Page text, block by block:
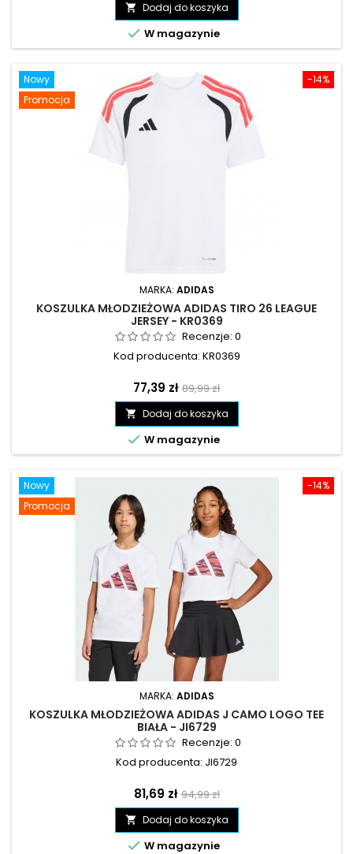
 Dodaj do koszyka
 W magazynie
-14%
Nowy
Promocja
MARKA: ADIDAS
KOSZULKA MŁODZIEŻOWA ADIDAS TIRO 26 LEAGUE
JERSEY - KR0369
Recenzje: 0
Kod producenta: KR0369
Cena
77,39 zł Cena
podstawowa
89,99 zł
 Dodaj do koszyka
 W magazynie
-14%
Nowy
Promocja
MARKA: ADIDAS
KOSZULKA MŁODZIEŻOWA ADIDAS J CAMO LOGO TEE
BIAŁA - JI6729
Recenzje: 0
Kod producenta: JI6729
Cena
81,69 zł Cena
podstawowa
94,99 zł
 Dodaj do koszyka
 W magazynie